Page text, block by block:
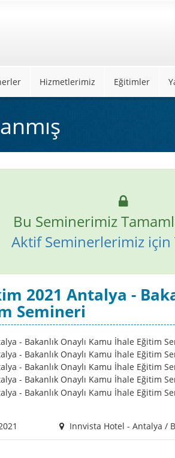
Hizmetlerimiz Eğitimler
Bu Seminerimiz
Aktif Seminerlerimiz için
2021 Antalya -
Semineri
Innvista Hotel - Antalya /